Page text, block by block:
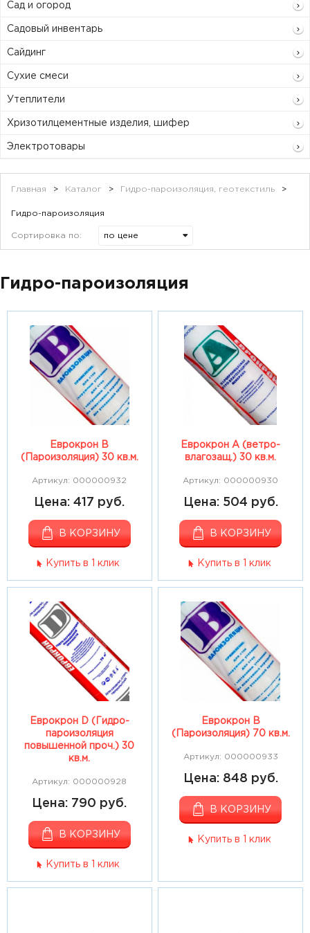
Сад и огород
Садовый инвентарь
Сайдинг
Сухие смеси
Утеплители
Хризотилцементные изделия, шифер
Электротовары
Главная > Каталог > Гидро-пароизоляция, геотекстиль >
Гидро-пароизоляция
Сортировка по:
Гидро-пароизоляция
Еврокрон В
(Пароизоляция) 30 кв.м.
Артикул: 000000932
Цена: 417 руб.
В КОРЗИНУ
Купить в 1 клик
Еврокрон А (ветро-
влагозащ.) 30 кв.м.
Артикул: 000000930
Цена: 504 руб.
В КОРЗИНУ
Купить в 1 клик
Еврокрон D (Гидро-
пароизоляция
повышенной проч.) 30
кв.м.
Артикул: 000000928
Цена: 790 руб.
В КОРЗИНУ
Купить в 1 клик
Еврокрон В
(Пароизоляция) 70 кв.м.
Артикул: 000000933
Цена: 848 руб.
В КОРЗИНУ
Купить в 1 клик